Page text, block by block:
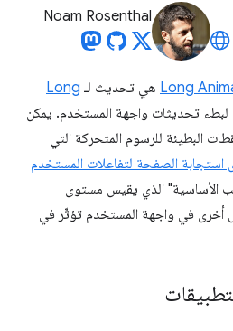
Noam Rosenthal
Long
Long
لبطء تحديثات واجهة المستخدم. يمكن
البطيئة للرسوم المتحركة التي
استجابة الصفحة لتفاعلات المستخدم
الأساسية" الذي يقيس مستوى
أخرى في واجهة المستخدم تؤثّر في